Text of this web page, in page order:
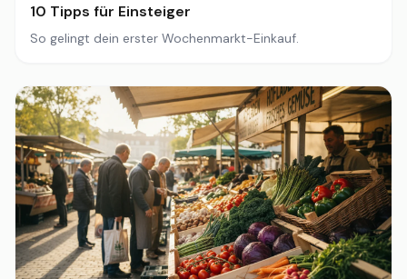
10 Tipps für Einsteiger
So gelingt dein erster Wochenmarkt-Einkauf.